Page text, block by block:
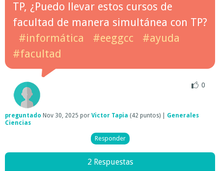
TP, ¿Puedo llevar estos cursos de
facultad de manera simultánea con TP?
#informática
#eeggcc
#ayuda
#facultad
0
preguntado Nov 30, 2025 por Victor Tapia (42 puntos)
Generales
Ciencias
2 Respuestas